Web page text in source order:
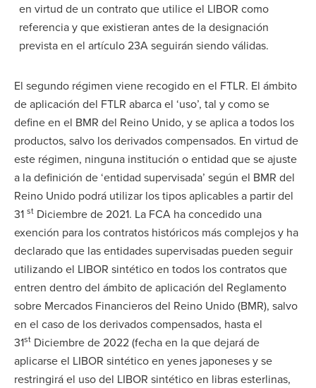
en virtud de un contrato que utilice el LIBOR como
referencia y que existieran antes de la designación
prevista en el artículo 23A seguirán siendo válidas.
El segundo régimen viene recogido en el FTLR. El ámbito
de aplicación del FTLR abarca el ‘uso’, tal y como se
define en el BMR del Reino Unido, y se aplica a todos los
productos, salvo los derivados compensados. En virtud de
este régimen, ninguna institución o entidad que se ajuste
a la definición de ‘entidad supervisada’ según el BMR del
Reino Unido podrá utilizar los tipos aplicables a partir del
31 st Diciembre de 2021. La FCA ha concedido una
exención para los contratos históricos más complejos y ha
declarado que las entidades supervisadas pueden seguir
utilizando el LIBOR sintético en todos los contratos que
entren dentro del ámbito de aplicación del Reglamento
sobre Mercados Financieros del Reino Unido (BMR), salvo
en el caso de los derivados compensados, hasta el
31st Diciembre de 2022 (fecha en la que dejará de
aplicarse el LIBOR sintético en yenes japoneses y se
restringirá el uso del LIBOR sintético en libras esterlinas,